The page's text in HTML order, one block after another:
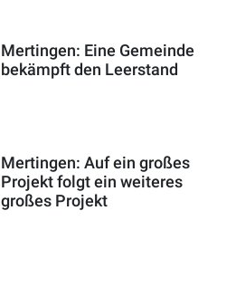
Mertingen: Eine Gemeinde
bekämpft den Leerstand
Mertingen: Auf ein großes
Projekt folgt ein weiteres
großes Projekt